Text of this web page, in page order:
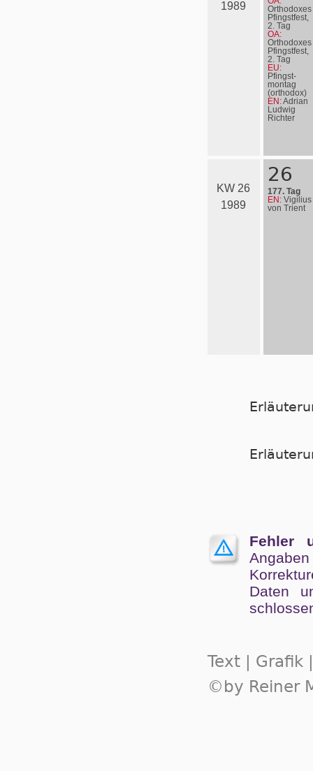
1989
Orthodoxes
Pfingstfest,
2. Tag
OA:
Orthodoxes
Pfingstfest,
2. Tag
EU:
Pfingst­
mon­tag
(orthodox)
EN:Adrian
Ludwig
Richter
KW 26
1989
26
177. Tag
EN: Vigilius
von Trient
Fehler
Angaben
Da­ten
Text | Grafik
©by Reiner